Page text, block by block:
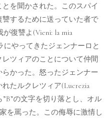
を聞かされた。このスパイ
するために送っていた者で
復讐よ(Vieni: la mia
にやってきたジェンナーロと
ツィアのことについて仲間
かった。怒ったジェンナー
たルクレツィア(Lucrezia
の文字を切り落とし、オル
を罵った。この侮辱に激情し